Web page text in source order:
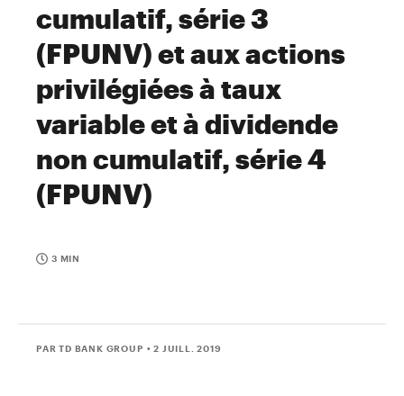
cumulatif, série 3
(FPUNV) et aux actions
privilégiées à taux
variable et à dividende
non cumulatif, série 4
(FPUNV)
3 MIN
PAR TD BANK GROUP • 2 JUILL. 2019